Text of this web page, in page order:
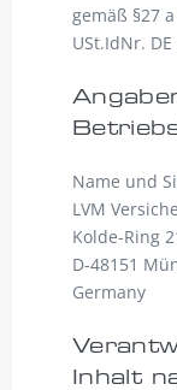
gemäß §27
USt.IdNr.
Name und
LVM
Kolde-Ring
D-48151
Germany
Inhalt